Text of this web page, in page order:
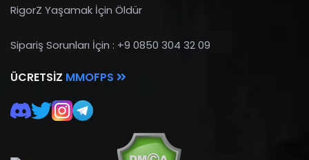
RigorZ Yaşamak İçin Öldür
Sipariş Sorunları İçin : +9 0850 304 32 09
ÜCRETSIZ MMOFPS